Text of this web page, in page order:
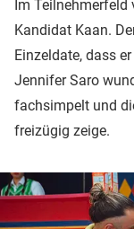
Im
Kandidat Kaan.
Einzeldate, dass
Jennifer Saro
fachsimpelt und
freizügig zeige.